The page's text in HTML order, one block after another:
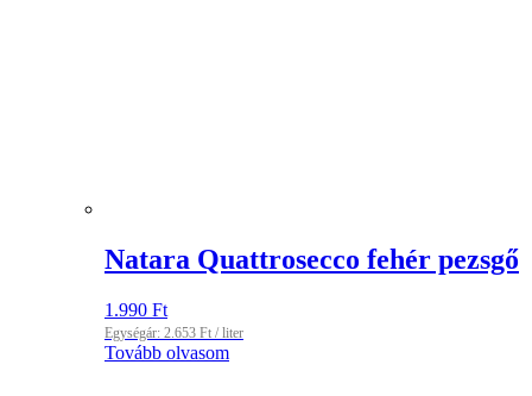
Natara Quattrosecco fehér pezsgő
1.990 Ft
Egységár: 2.653 Ft / liter
Tovább olvasom